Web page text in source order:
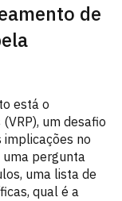
de
está o
um desafio
no
uma pergunta
uma lista de
qual é a